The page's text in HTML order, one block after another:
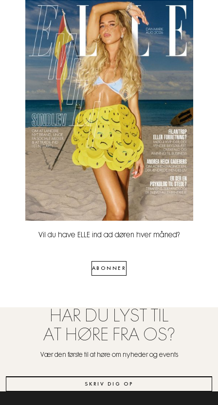
Vil du have ELLE ind ad døren hver måned?
ABONNER
HAR DU LYST TIL
AT HØRE FRA OS?
Vær den første til at høre om nyheder og events
SKRIV DIG OP